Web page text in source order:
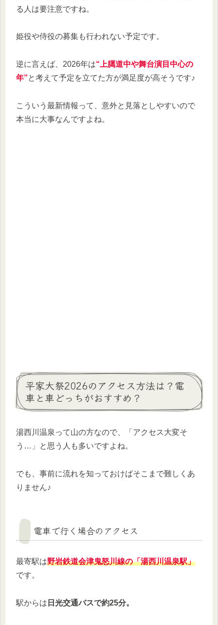
る人は要注意ですね。
姫役や侍役の募集も行われない予定です。
逆に言えば、2026年は“上臈道中や舞台演目中心の
年”と考えて予定を立てた方が満足度が高そうです♪
こういう最新情報って、意外と見落としやすいので
本当に大事なんですよね。
平家大祭2026のアクセス方法は？電
車と車どっちがおすすめ？
湯西川温泉って山の方なので、「アクセス大変そ
う…」と思う人も多いですよね。
でも、事前に流れを知っておけばそこまで難しくあ
りません♪
電車で行く場合のアクセス
最寄駅は野岩鉄道会津鬼怒川線の「湯西川温泉駅」
です。
駅からは 日光交通バスで約25分。